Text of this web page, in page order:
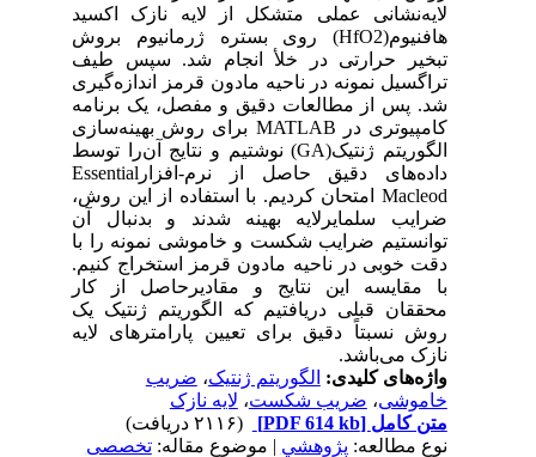
لایه‌نشانی عملی متشکل از لایه نازک اکسید
هافنیوم(HfO2) روی بستره ژرمانیوم بروش
تبخیر حرارتی در خلأ انجام شد. سپس طیف
تراگسیل نمونه در ناحیه مادون قرمز اندازه‌گیری
شد. پس از مطالعات دقیق و مفصل، یک برنامه
کامپیوتری در MATLAB برای روش بهینه‌سازی
الگوریتم ژنتیک(GA) نوشتیم و نتایج آن‌را توسط
داده‌های دقیق حاصل از نرم-افزارEssential
Macleod امتحان کردیم. با استفاده از این روش،
ضرایب سلمایرلایه بهینه شدند و بدنبال آن
توانستیم ضرایب شکست و خاموشی نمونه را با
دقت خوبی در ناحیه مادون قرمز استخراج کنیم.
با مقایسه این نتایج و مقادیرحاصل از کار
محققان قبلی دریافتیم که الگوریتم ژنتیک یک
روش نسبتاً دقیق برای تعیین پارامترهای لایه
نازک می‌باشد.
واژه‌های کلیدی:الگوریتم ژنتیک،ضریب
خاموشی،ضریب شکست،لایه نازک
متن کامل[PDF 614 kb]
نوع مطالعه:پژوهشي| موضوع مقاله:تخصصی